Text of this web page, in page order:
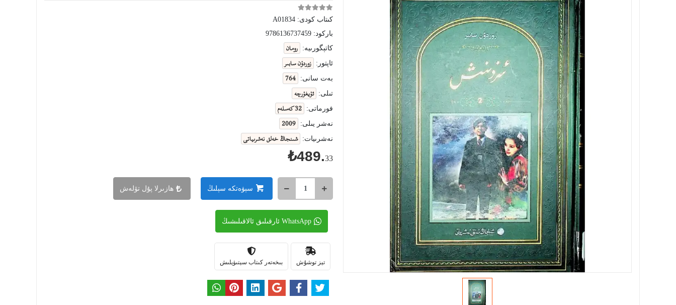
كىتاب كودى: A01834
باركود: 9786136737459
كاتېگورىيە:
رومان
ئاپتور: زوردۇن سابىر
بەت سانى: 764
تىلى: ئۇيغۇرچە
فورماتى: 32 كەسلەم
نەشر يىلى: 2009
نەشرىيات: شىنجاڭ خەلق نەشرىياتى
₺489.33
سېۋەتكە سېلىڭ ھازىرلا پۇل تۆلەش
WhatsApp ئارقىلىق ئالاقىلىشىڭ
تېز توشۇش بىخەتەر كىتاب سېتىۋېلىش